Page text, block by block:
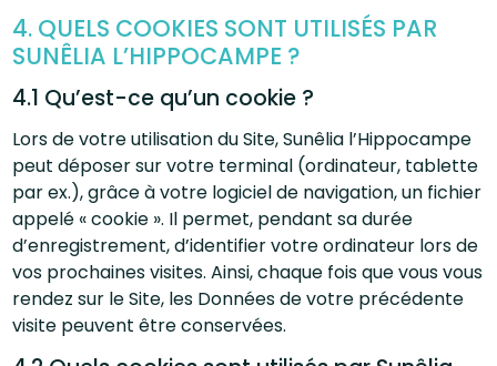
4. QUELS COOKIES SONT UTILISÉS PAR
SUNÊLIA L’HIPPOCAMPE ?
4.1 Qu’est-ce qu’un cookie ?
Lors de votre utilisation du Site, Sunêlia l’Hippocampe
peut déposer sur votre terminal (ordinateur, tablette
par ex.), grâce à votre logiciel de navigation, un fichier
appelé « cookie ». Il permet, pendant sa durée
d’enregistrement, d’identifier votre ordinateur lors de
vos prochaines visites. Ainsi, chaque fois que vous vous
rendez sur le Site, les Données de votre précédente
visite peuvent être conservées.